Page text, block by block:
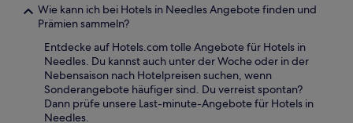
Wie kann ich bei Hotels in Needles Angebote finden und
Prämien sammeln?
Entdecke auf Hotels.com tolle Angebote für Hotels in
Needles. Du kannst auch unter der Woche oder in der
Nebensaison nach Hotelpreisen suchen, wenn
Sonderangebote häufiger sind. Du verreist spontan?
Dann prüfe unsere Last-minute-Angebote für Hotels in
Needles.